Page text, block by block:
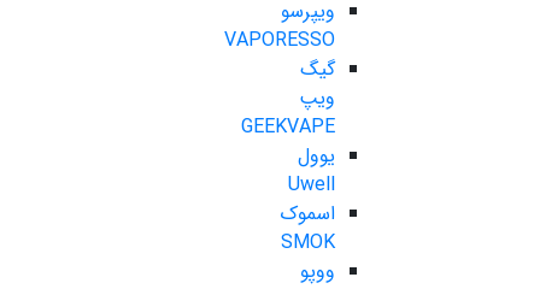
ویپرسو
VAPORESSO
گیگ
ویپ
GEEKVAPE
یوول
Uwell
اسموک
SMOK
ووپو